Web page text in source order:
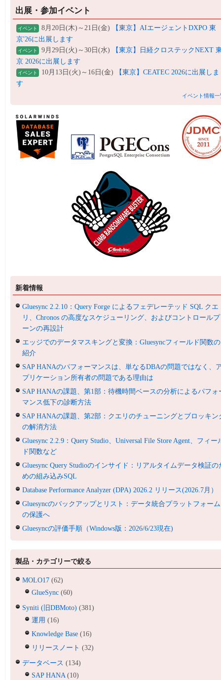
出展・参加イベント
イベント 8月20日(木)～21日(金)
【東京】AIエージェントDXPO 東
京'26に出展します
イベント 9月29日(火)～30日(水)
【東京】日経クロステックNEXT
京 2026に出展します
イベント 10月13日(火)～16日(金)
【東京】CEATEC 2026に出展しま
す
イベント情報一
新着情報
Gluesync 2.2.10：Query Forge によるフェデレーテッド SQL クエ
リ、Chronos の高度なスケジューリング、およびコントロール
ーンの再設計
エッジでのデータマスキングと変換：Gluesyncフィールド関数の
紹介
SAP HANAのパフォーマンスは、単なるDBAの問題ではなく、
プリケーション所有者の問題である理由は
SAP HANAの課題、第1部：待機時間ベースの分析によるパフォ
マンス低下の診断方法
SAP HANAの課題、第2部：クエリのチューニングとブロッキン
の解消方法
Gluesync 2.2.9：Query Studio、Universal File Store Agent、フィー
ド関数など
Gluesync Query Studioのインサイド：リアルタイムデータ検証の
めの組み込みSQL
Database Performance Analyzer (DPA) 2026.2 リリース(2026.7月）
Gluesyncのバックアップとリスト：データ統合プラットフォーム
の保護へ
Gluesyncの評価手順（Windows版：2026/6/23現在)
製品・カテゴリーで絞る
MOLO17 (62)
GlueSync (60)
Syniti (旧DBMoto) (381)
運用 (16)
Knowledge Base (16)
リリースノート (32)
データベース (134)
SAP HANA(10)